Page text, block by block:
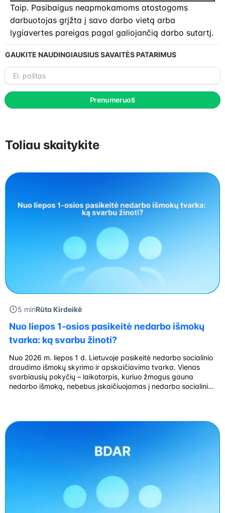
Taip. Pasibaigus neapmokamoms atostogoms
darbuotojas grįžta į savo darbo vietą arba
lygiavertes pareigas pagal galiojančią darbo sutartį.
GAUKITE NAUDINGIAUSIUS SAVAITĖS PATARIMUS
El.
paštas
Prenumeruoti
Toliau skaitykite
5 minRūta Kirdeikė
Nuo liepos 1-osios pasikeitė nedarbo išmokų
tvarka: ką svarbu žinoti?
Nuo 2026 m. liepos 1 d. Lietuvoje pasikeitė nedarbo socialinio
draudimo išmokų skyrimo ir apskaičiavimo tvarka. Vienas
svarbiausių pokyčių – laikotarpis, kuriuo žmogus gauna
nedarbo išmoką, nebebus įskaičiuojamas į nedarbo socialinio